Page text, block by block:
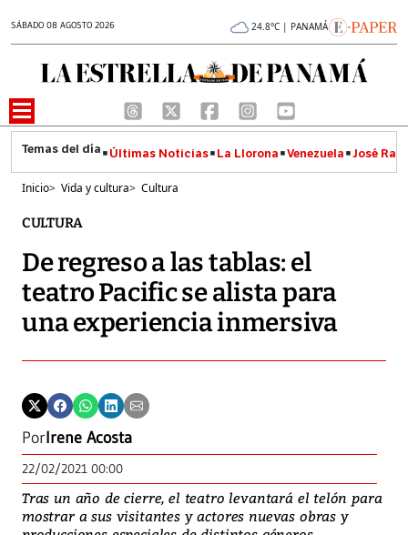
SÁBADO 08 AGOSTO 2026 24.8°C | PANAMÁ
Últimas Noticias La Llorona Venezuela José
Inicio> Vida y cultura> Cultura
CULTURA
De regreso a las tablas: el
teatro Pacific se alista para
una experiencia inmersiva
PorIrene Acosta
22/02/2021 00:00
Tras un año de cierre, el teatro levantará el telón para
mostrar a sus visitantes y actores nuevas obras y